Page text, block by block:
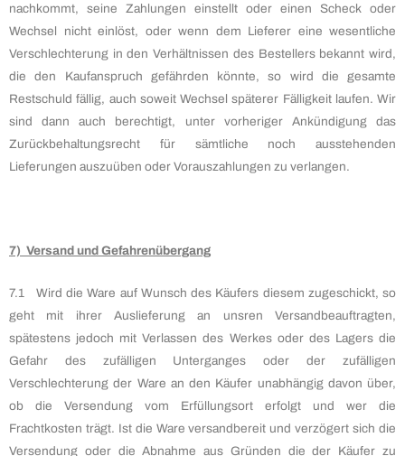
nachkommt, seine Zahlungen einstellt oder einen Scheck oder
Wechsel nicht einlöst, oder wenn dem Lieferer eine wesentliche
Verschlechterung in den Verhältnissen des Bestellers bekannt wird,
die den Kaufanspruch gefährden könnte, so wird die gesamte
Restschuld fällig, auch soweit Wechsel späterer Fälligkeit laufen. Wir
sind dann auch berechtigt, unter vorheriger Ankündigung das
Zurückbehaltungsrecht für sämtliche noch ausstehenden
Lieferungen auszuüben oder Vorauszahlungen zu verlangen.
7) Versand und Gefahrenübergang
7.1 Wird die Ware auf Wunsch des Käufers diesem zugeschickt, so
geht mit ihrer Auslieferung an unsren Versandbeauftragten,
spätestens jedoch mit Verlassen des Werkes oder des Lagers die
Gefahr des zufälligen Unterganges oder der zufälligen
Verschlechterung der Ware an den Käufer unabhängig davon über,
ob die Versendung vom Erfüllungsort erfolgt und wer die
Frachtkosten trägt. Ist die Ware versandbereit und verzögert sich die
Versendung oder die Abnahme aus Gründen die der Käufer zu